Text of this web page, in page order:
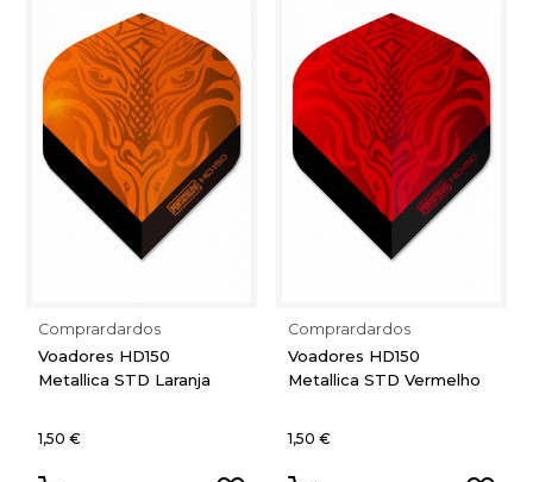
Comprardardos
Voadores HD150
Metallica STD Laranja
1,50 €
Comprardardos
Voadores HD150
Metallica STD Vermelho
1,50 €